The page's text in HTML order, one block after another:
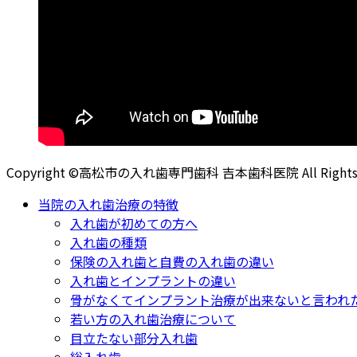
Copyright ©高松市の入れ歯専門歯科 吉本歯科医院 All
当院の入れ歯治療の特徴
入れ歯が初めての方へ
入れ歯の種類
保険の入れ歯と自費の入れ歯の違い
入れ歯とインプラントの違い
骨がなくてインプラント治療が出来ないと言われ
若い方の入れ歯治療について
目立たない部分入れ歯